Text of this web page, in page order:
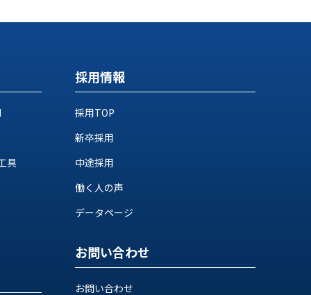
具
採用情報
採用TOP
新卒採用
中途採用
働く人の声
データページ
お問い合わせ
お問い合わせ